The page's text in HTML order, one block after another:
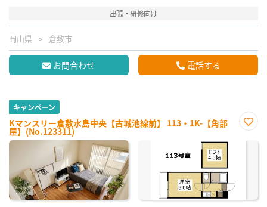
出張・研修向け
岡山県 倉敷市
お問合わせ 電話する
キャンペーン
Kマンスリー倉敷水島中央【古城池線前】 113・1K-【角部
屋】(No.123311)
に入